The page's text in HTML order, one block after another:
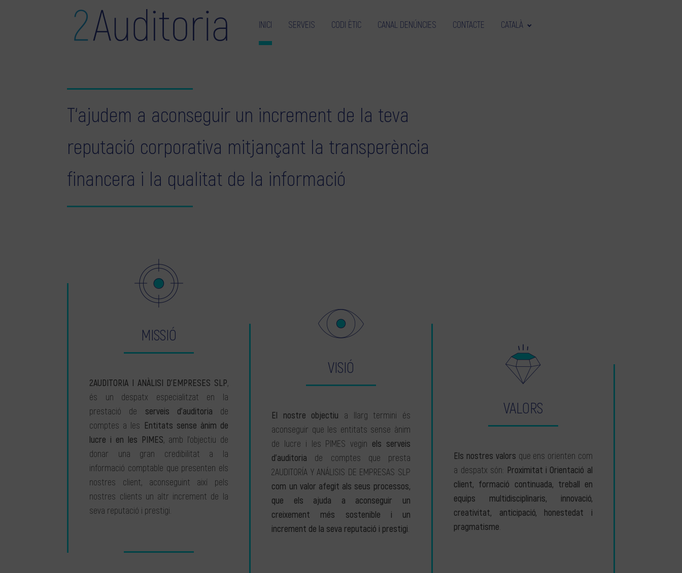
INICI SERVEIS CODI ÈTIC CANAL DENÚNCIES CONTACTE CATALÀ
T‘ajudem a aconseguir un increment de la teva
reputació corporativa mitjançant la transperència
financera i la qualitat de la informació
MISSIÓ
2AUDITORIA I ANÀLISI D’EMPRESES SLP,
és un despatx especialitzat en la
prestació de serveis d’auditoria de
comptes a les Entitats sense ànim de
lucre i en les PIMES, amb l’objectiu de
donar una gran credibilitat a la
informació comptable que presenten els
nostres client, aconseguint així pels
nostres clients un altr increment de la
seva reputació i prestigi.
VISIÓ
El nostre objectiu a llarg termini és
aconseguir que les entitats sense ànim
de lucre i les PIMES vegin els serveis
d’auditoria de comptes que presta
2AUDITORÍA Y ANÁLISIS DE EMPRESAS SLP
com un valor afegit als seus processos,
que els ajuda a aconseguir un
creixement més sostenible i un
increment de la seva reputació i prestigi.
VALORS
Els nostres valors que ens orienten com
a despatx són: Proximitat i Orientació al
client, formació continuada, treball en
equips multidisciplinaris, innovació,
creativitat, anticipació, honestedat i
pragmatisme.